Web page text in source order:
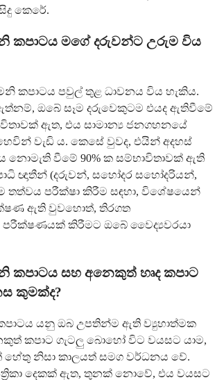
කෙරේ.
කපාටය මගේ දරුවන්ට උරුම විය
කපාටය පවුල් තුළ ධාවනය විය හැකිය.
ඔබේ සෑම දරුවෙකුටම එයද ඇතිවීමේ
ඇත, එය සාමාන්‍ය ජනගහනයේ
වැඩි ය. කෙසේ වුවද, එයින් අදහස්
වීමේ 90% ක සම්භාවිතාවක් ඇති
ඥාතීන් (දරුවන්, සහෝදර සහෝදරියන්,
තත්වය පරීක්ෂා කිරීම සඳහා, විශේෂයෙන්
ඇති වුවහොත්, තිරගත
පරීක්ෂණයක් කිරීමට ඔබේ වෛද්‍යවරයා
කපාටය සහ අනෙකුත් හෘද කපාට
කුමක්ද?
යනු ඔබ උපතින්ම ඇති ව්‍යුහාත්මක
කපාට ගැටලු බොහෝ විට වයසට යාම,
නිසා කාලයත් සමග වර්ධනය වේ.
දෙකක් ඇත, තුනක් නොවේ, එය වයසට